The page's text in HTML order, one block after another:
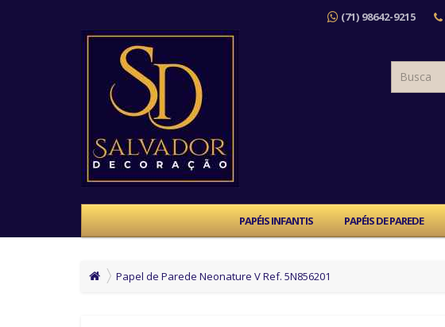
(71) 98642-9215
PAPÉIS INFANTIS PAPÉIS DE PAREDE
Papel de Parede Neonature V Ref. 5N856201